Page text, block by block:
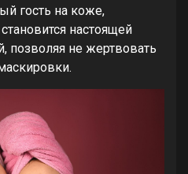
гость на коже,
настоящей
позволяя не жертвовать